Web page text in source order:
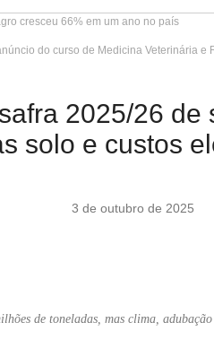
cresceu 66% em um ano no país
do curso de Medicina Veterinária e
2025/26
solo e custos
3 de outubro de 2025
de toneladas, mas clima,